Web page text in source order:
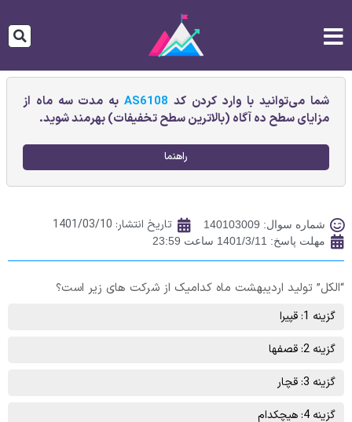
شما می‌توانید با وارد کردن کد AS6108به مدت سه ماه از
مزایای سطح ده آگاه (بالاترین سطح تخفیفات) بهرمند شوید.
راهنما
شماره سوال: 140103009 تاریخ انتشار: 1401/03/10
مهلت پاسخ: 1401/3/11 ساعت 23:59
“الکل” تولید اردیبهشت ماه کدامیک از شرکت های زیر است؟
گزینه 1: قپیرا
گزینه 2: قصفها
گزینه 3: قچار
گزینه 4: هیچکدام